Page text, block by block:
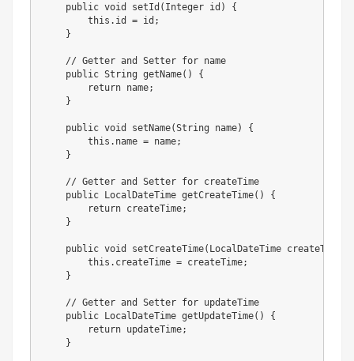
public void setId ( Integer id )
{
this . id = id ;
}
// Getter and Setter for name
public String getName( )
{
return name;
}
public void setName(String name)
{
this . name = name;
}
// Getter and Setter for createTime
public LocalDateTime getCreateTime( )
{
return createTime;
}
public void setCreateTime( LocalDateTime createTime
this . createTime = createTime;
}
// Getter and Setter for updateTime
public LocalDateTime getUpdateTime( )
{
return updateTime;
}